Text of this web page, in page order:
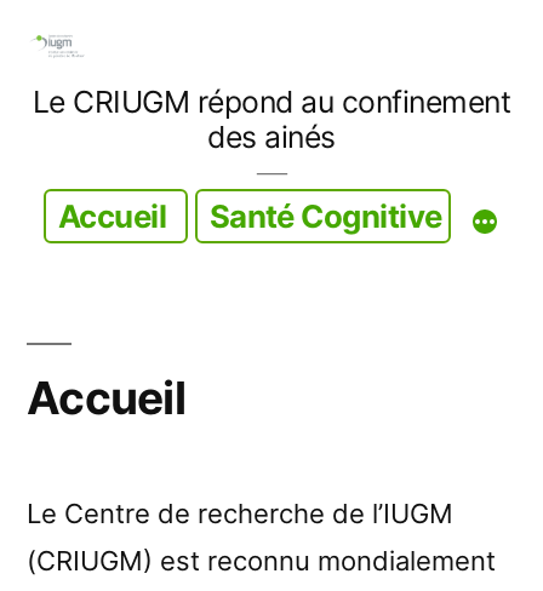
contenu
Le CRIUGM répond au confinement
des ainés
Accueil Santé Cognitive
Accueil
Le Centre de recherche de l’IUGM
(CRIUGM) est reconnu mondialement